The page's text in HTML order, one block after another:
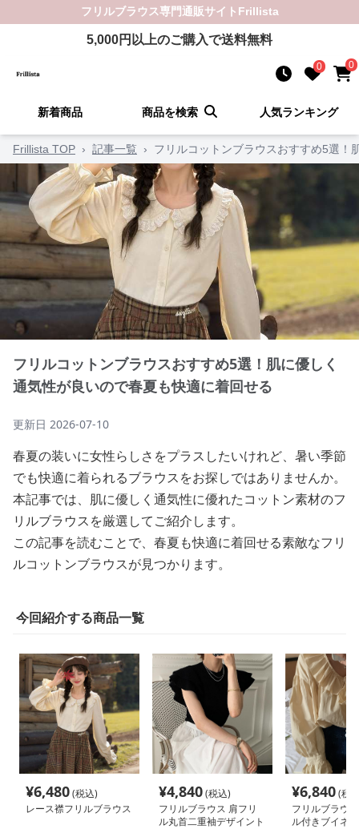
フリルブラウス専門通販サイト Frillista
5,000円以上のご購入で送料無料
0 0
新着商品 商品を検索 人気ランキング
Frillista TOP › 記事一覧 › フリルコットンブラウスおすすめ5選！
フリルコットンブラウスおすすめ5選！肌に優しく
通気性が良いので春夏も快適に着回せる
更新日 2026-07-10
春夏の装いに女性らしさをプラスしたいけれど、暑い季節
でも快適に着られるブラウスをお探しではありませんか。
本記事では、肌に優しく通気性に優れたコットン素材のフ
リルブラウスを厳選してご紹介します。
この記事を読むことで、春夏も快適に着回せる素敵なフリ
ルコットンブラウスが見つかります。
今回紹介する商品一覧
¥6,480(税込)
レース襟フリルブラウス
¥4,840(税込)
フリルブラウス 肩フリ
ル丸首二重袖デザイント
¥6,840(税
フリルブラウ
ル付きブイネ